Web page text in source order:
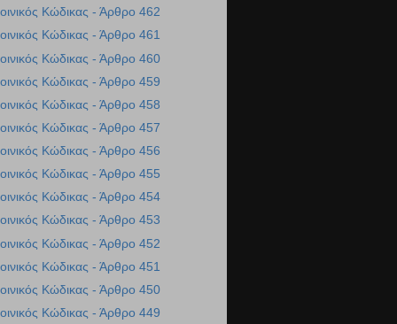
Κώδικας - Άρθρο 462
Κώδικας - Άρθρο 461
Κώδικας - Άρθρο 460
Κώδικας - Άρθρο 459
Κώδικας - Άρθρο 458
Κώδικας - Άρθρο 457
Κώδικας - Άρθρο 456
Κώδικας - Άρθρο 455
Κώδικας - Άρθρο 454
Κώδικας - Άρθρο 453
Κώδικας - Άρθρο 452
Κώδικας - Άρθρο 451
Κώδικας - Άρθρο 450
Κώδικας - Άρθρο 449